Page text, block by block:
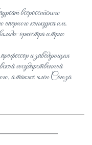
всероссийского
конкурса им.
оркестра и трио
профессор и заведующая
государственной
а также член Союза